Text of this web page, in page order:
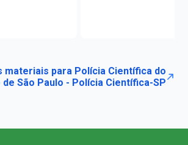
materiais para Polícia Científica do
de São Paulo - Polícia Científica-SP